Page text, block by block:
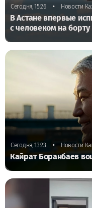
Сегодня, 15:26 • Новости
В Астане впервые
с человеком на борту
Сегодня, 13:23 • Новости
Кайрат Боранбаев